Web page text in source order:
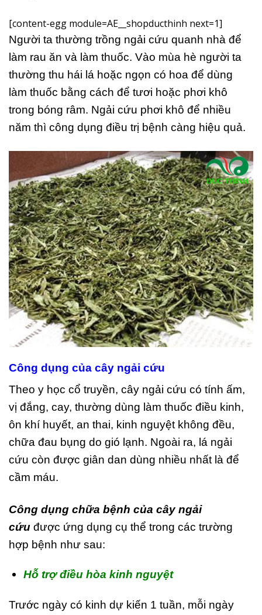
[content-egg module=AE__shopducthinh next=1]
Người ta thường trồng ngải cứu quanh nhà để
làm rau ăn và làm thuốc. Vào mùa hè người ta
thường thu hái lá hoặc ngọn có hoa để dùng
làm thuốc bằng cách để tươi hoặc phơi khô
trong bóng râm. Ngải cứu phơi khô để nhiều
năm thì công dụng điều trị bệnh càng hiệu quả.
Công dụng của cây ngải cứu
Theo y học cổ truyền, cây ngải cứu có tính ấm,
vị đắng, cay, thường dùng làm thuốc điều kinh,
ôn khí huyết, an thai, kinh nguyệt không đều,
chữa đau bụng do gió lạnh. Ngoài ra, lá ngải
cứu còn được giân dan dùng nhiều nhất là để
cầm máu.
Công dụng chữa bệnh của cây ngải
cứu được ứng dụng cụ thể trong các trường
hợp bệnh như sau:
Hỗ trợ điều hòa kinh nguyệt
Trước ngày có kinh dự kiến 1 tuần, mỗi ngày